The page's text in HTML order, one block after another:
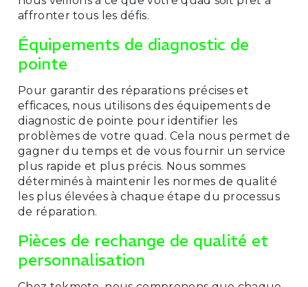
affronter tous les défis.
Équipements de diagnostic de
pointe
Pour garantir des réparations précises et
efficaces, nous utilisons des équipements de
diagnostic de pointe pour identifier les
problèmes de votre quad. Cela nous permet de
gagner du temps et de vous fournir un service
plus rapide et plus précis. Nous sommes
déterminés à maintenir les normes de qualité
les plus élevées à chaque étape du processus
de réparation.
Pièces de rechange de qualité et
personnalisation